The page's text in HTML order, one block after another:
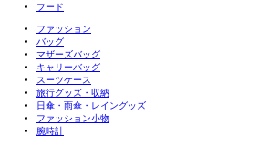
フード
ファッション
バッグ
マザーズバッグ
キャリーバッグ
スーツケース
旅行グッズ・収納
日傘・雨傘・レイングッズ
ファッション小物
腕時計